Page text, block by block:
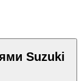
Suzuki